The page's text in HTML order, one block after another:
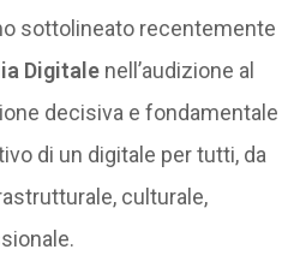
sottolineato recentemente
Digitalenell’audizione al
decisiva e fondamentale
di un digitale per tutti, da
culturale,